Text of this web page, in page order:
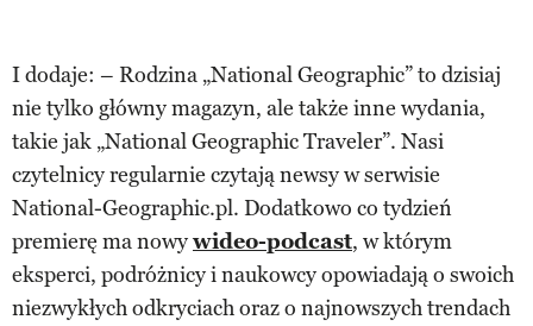
I dodaje: – Rodzina „National Geographic” to dzisiaj
nie tylko główny magazyn, ale także inne wydania,
takie jak „National Geographic Traveler”. Nasi
czytelnicy regularnie czytają newsy w serwisie
National-Geographic.pl. Dodatkowo co tydzień
premierę ma nowywideo-podcast, w którym
eksperci, podróżnicy i naukowcy opowiadają o swoich
niezwykłych odkryciach oraz o najnowszych trendach